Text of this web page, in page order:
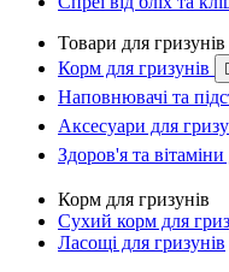
Товари для гризунів
Корм для гризунів
Наповнювачі та
Аксесуари для
Здоров'я та вітаміни
Корм для гризунів
Сухий корм для
Ласощі для гризунів